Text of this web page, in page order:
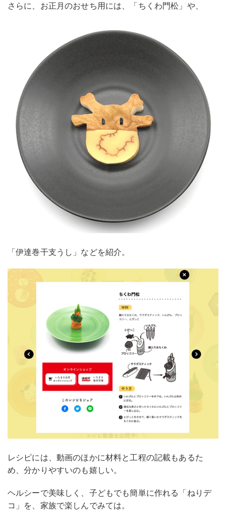
さらに、お正月のおせち用には、「ちくわ門松」や、
「伊達巻干支うし」などを紹介。
レシピには、動画のほかに材料と工程の記載もあるた
め、分かりやすいのも嬉しい。
ヘルシーで美味しく、子どもでも簡単に作れる「ねりデ
コ」を、家族で楽しんでみては。